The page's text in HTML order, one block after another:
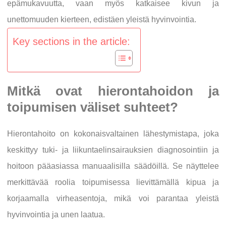
epämukavuutta, vaan myös katkaisee kivun ja
unettomuuden kierteen, edistäen yleistä hyvinvointia.
Key sections in the article:
Mitkä ovat hierontahoidon ja
toipumisen väliset suhteet?
Hierontahoito on kokonaisvaltainen lähestymistapa, joka
keskittyy tuki- ja liikuntaelinsairauksien diagnosointiin ja
hoitoon pääasiassa manuaalisilla säädöillä. Se näyttelee
merkittävää roolia toipumisessa lievittämällä kipua ja
korjaamalla virheasentoja, mikä voi parantaa yleistä
hyvinvointia ja unen laatua.